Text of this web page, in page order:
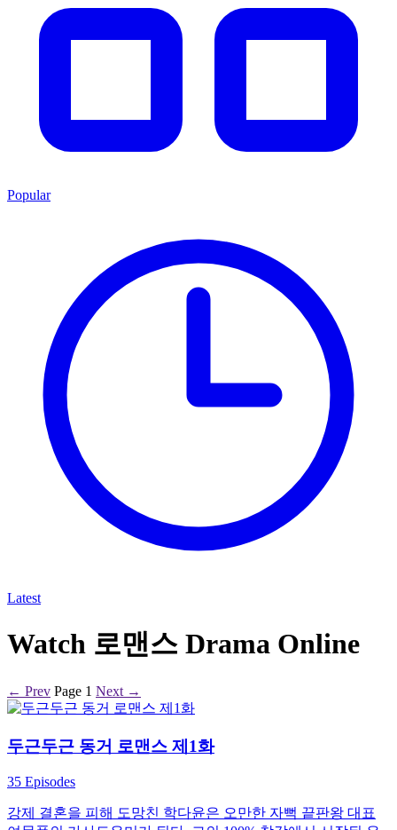
Popular
Latest
Watch 로맨스 Drama Online
← Prev Page 1 Next →
두근두근 동거 로맨스 제1화
35 Episodes
강제 결혼을 피해 도망친 학다윤은 오만한 자뻑 끝판왕 대표